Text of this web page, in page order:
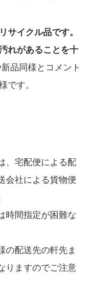
サイクル品です。
れがあることを十
品同様とコメント
です。
、宅配便による配
会社による貨物便
時間指定が困難な
の配送先の軒先ま
りますのでご注意